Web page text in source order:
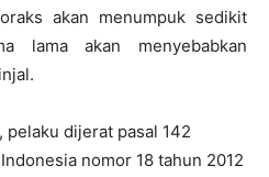
akan menumpuk sedikit
lama akan menyebabkan
dijerat pasal 142
nomor 18 tahun 2012